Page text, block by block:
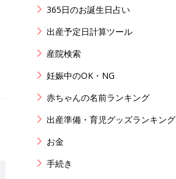
365日のお誕生日占い
出産予定日計算ツール
産院検索
妊娠中のOK・NG
赤ちゃんの名前ランキング
出産準備・育児グッズランキング
お金
手続き